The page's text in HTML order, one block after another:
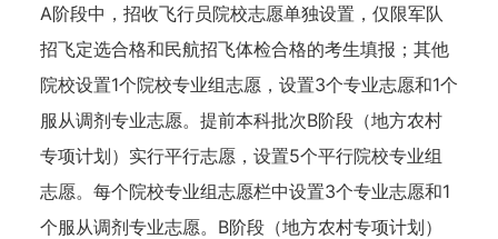
A阶段中，招收飞行员院校志愿单独设置，仅限军队
招飞定选合格和民航招飞体检合格的考生填报；其他
院校设置1个院校专业组志愿，设置3个专业志愿和1个
服从调剂专业志愿。提前本科批次B阶段（地方农村
专项计划）实行平行志愿，设置5个平行院校专业组
志愿。每个院校专业组志愿栏中设置3个专业志愿和1
个服从调剂专业志愿。B阶段（地方农村专项计划）